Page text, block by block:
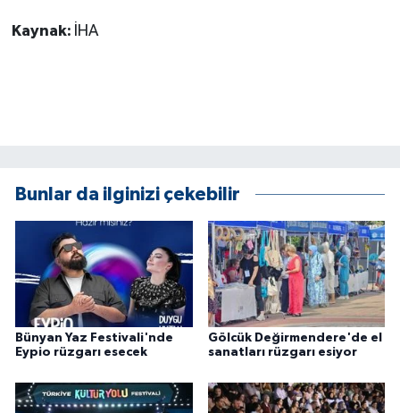
Kaynak: İHA
Bunlar da ilginizi çekebilir
Bünyan Yaz Festivali'nde
Eypio rüzgarı esecek
Gölcük Değirmendere'de el
sanatları rüzgarı esiyor
ÜLKE GÜNDEMİ
YAŞAM
YEREL
Yerel Haberler